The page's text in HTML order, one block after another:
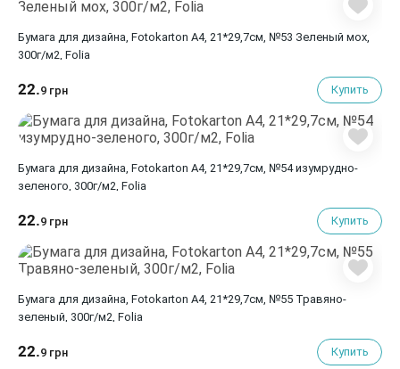
Бумага для дизайна, Fotokarton A4, 21*29,7см, №53 Зеленый мох,
300г/м2, Folia
22.9 грн Купить
Бумага для дизайна, Fotokarton A4, 21*29,7см, №54 изумрудно-
зеленого, 300г/м2, Folia
22.9 грн Купить
Бумага для дизайна, Fotokarton A4, 21*29,7см, №55 Травяно-
зеленый, 300г/м2, Folia
22.9 грн Купить